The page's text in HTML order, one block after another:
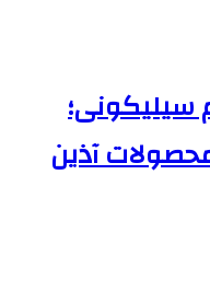
سیلیکونی؛
آذین